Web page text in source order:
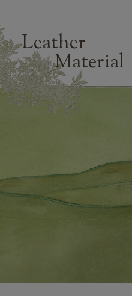
Leather
Material